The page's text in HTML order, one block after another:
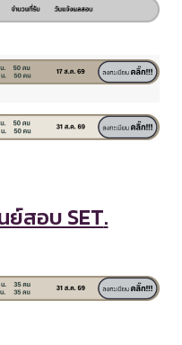
ย์สอบ SET.